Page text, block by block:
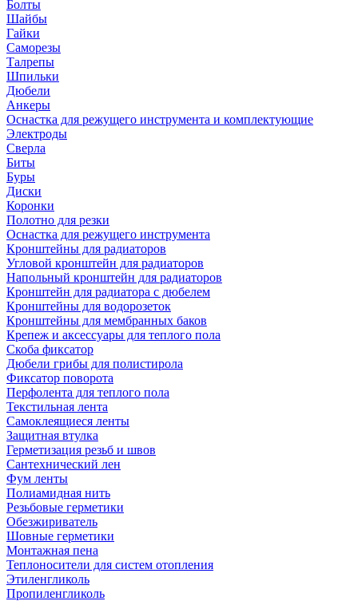
Болты
Шайбы
Гайки
Саморезы
Талрепы
Шпильки
Дюбели
Анкеры
Оснастка для режущего инструмента и комплектующие
Электроды
Сверла
Биты
Буры
Диски
Коронки
Полотно для резки
Оснастка для режущего инструмента
Кронштейны для радиаторов
Угловой кронштейн для радиаторов
Напольный кронштейн для радиаторов
Кронштейн для радиатора с дюбелем
Кронштейны для водорозеток
Кронштейны для мембранных баков
Крепеж и аксессуары для теплого пола
Скоба фиксатор
Дюбели грибы для полистирола
Фиксатор поворота
Перфолента для теплого пола
Текстильная лента
Самоклеящиеся ленты
Защитная втулка
Герметизация резьб и швов
Сантехнический лен
Фум ленты
Полиамидная нить
Резьбовые герметики
Обезжириватель
Шовные герметики
Монтажная пена
Теплоносители для систем отопления
Этиленгликоль
Пропиленгликоль